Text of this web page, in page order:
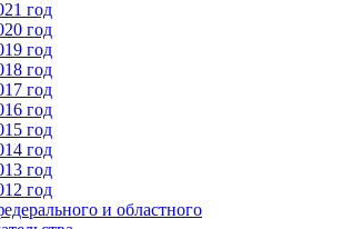
год
год
год
год
год
год
год
год
год
год
и областного